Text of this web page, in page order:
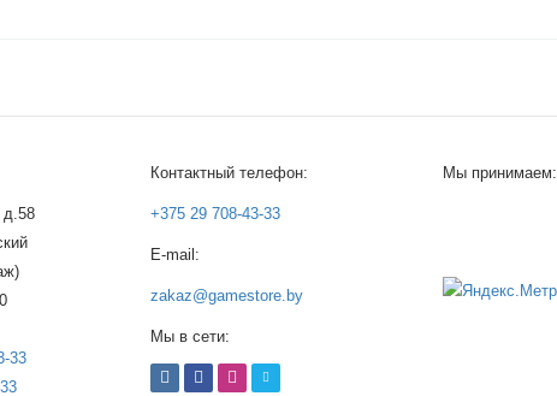
д.58
33
Контактный телефон:
+375 29 708-43-33
E-mail:
zakaz@gamestore.by
Мы в сети:
Мы принимаем: